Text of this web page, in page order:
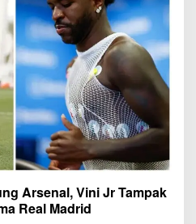
Arsenal, Vini Jr Tampak
Real Madrid